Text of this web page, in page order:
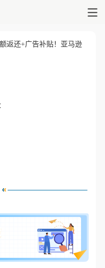
返还+广告补贴！亚马逊